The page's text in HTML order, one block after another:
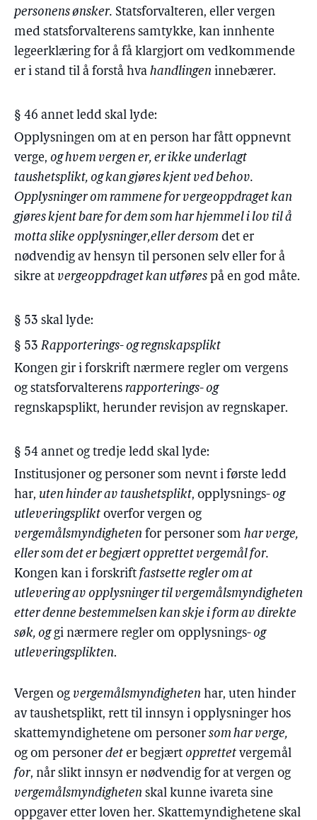
personens ønsker. Statsforvalteren, eller vergen
med statsforvalterens samtykke, kan innhente
legeerklæring for å få klargjort om vedkommende
er i stand til å forstå hva handlingen innebærer.
§ 46 annet ledd skal lyde:
Opplysningen om at en person har fått oppnevnt
verge, og hvem vergen er, er ikke underlagt
taushetsplikt, og kan gjøres kjent ved behov.
Opplysninger om rammene for vergeoppdraget kan
gjøres kjent bare for dem som har hjemmel i lov til å
motta slike opplysninger,eller dersom det er
nødvendig av hensyn til personen selv eller for å
sikre at vergeoppdraget kan utføres på en god måte.
§ 53 skal lyde:
§ 53 Rapporterings- og regnskapsplikt
Kongen gir i forskrift nærmere regler om vergens
og statsforvalterens rapporterings- og
regnskapsplikt, herunder revisjon av regnskaper.
§ 54 annet og tredje ledd skal lyde:
Institusjoner og personer som nevnt i første ledd
har, uten hinder av taushetsplikt, opplysnings- og
utleveringsplikt overfor vergen og
vergemålsmyndigheten for personer som har verge,
eller som det er begjært opprettet vergemål for.
Kongen kan i forskrift fastsette regler om at
utlevering av opplysninger til vergemålsmyndigheten
etter denne bestemmelsen kan skje i form av direkte
søk, oggi nærmere regler om opplysnings- og
utleveringsplikten.
Vergen og vergemålsmyndigheten har, uten hinder
av taushetsplikt, rett til innsyn i opplysninger hos
skattemyndighetene om personer som har verge,
og om personer det er begjært opprettet vergemål
for, når slikt innsyn er nødvendig for at vergen og
vergemålsmyndigheten skal kunne ivareta sine
oppgaver etter loven her. Skattemyndighetene skal